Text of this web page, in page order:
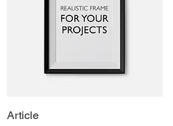
Article